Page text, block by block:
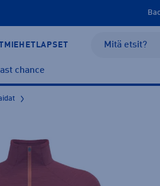
MIEHET LAPSET
chance